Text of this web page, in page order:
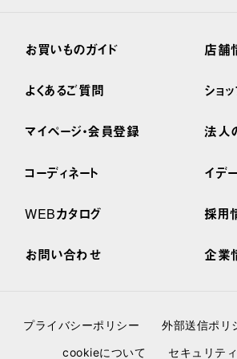
お買いものガイド
よくあるご質問
マイページ・会員登録
コーディネート
WEBカタログ
お問い合わせ
店舗
ショ
法人
イデ
採用
企業
プライバシーポリシー 外部送信ポリ
cookieについて
セキュリテ